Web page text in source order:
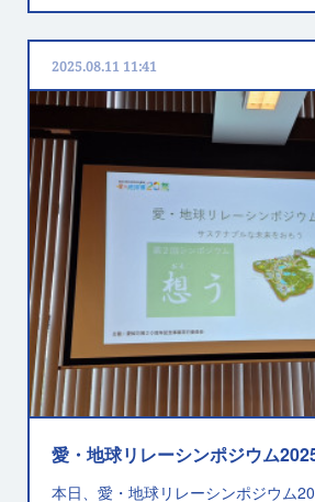
2025.08.11 11:41
本日、愛・地球リレーシンポジウム